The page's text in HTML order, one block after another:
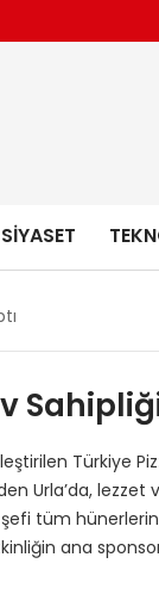
SIYASET
Türkiye
Urla’da, lezzet
tüm
ana